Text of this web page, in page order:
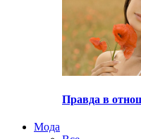
Правда в
Мода